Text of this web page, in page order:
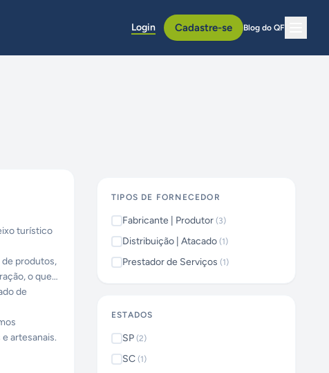
Login Cadastre-se Blog do QF
turístico
de produtos,
o que
de
artesanais.
TIPOS DE FORNECEDOR
Fabricante | Produtor (3)
Distribuição | Atacado (1)
Prestador de Serviços (1)
ESTADOS
SP (2)
SC (1)